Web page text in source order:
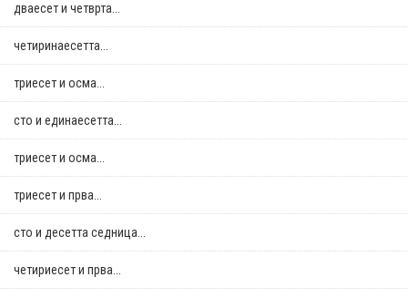
дваесет и четврта...
четиринаесетта...
триесет и осма...
сто и единаесетта...
триесет и осма...
триесет и прва...
сто и десетта седница...
четириесет и прва...